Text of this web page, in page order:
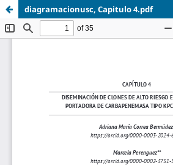
diagramacionusc, Capitulo 4.pdf